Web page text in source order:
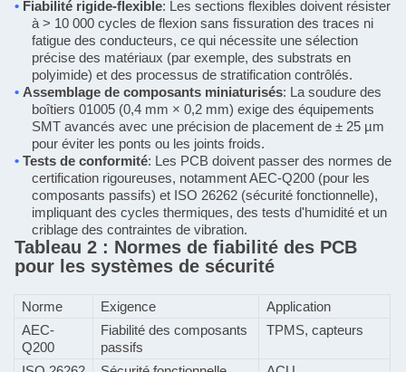
• Fiabilité rigide-flexible: Les sections flexibles doivent résister
à > 10 000 cycles de flexion sans fissuration des traces ni
fatigue des conducteurs, ce qui nécessite une sélection
précise des matériaux (par exemple, des substrats en
polyimide) et des processus de stratification contrôlés.
• Assemblage de composants miniaturisés: La soudure des
boîtiers 01005 (0,4 mm × 0,2 mm) exige des équipements
SMT avancés avec une précision de placement de ± 25 µm
pour éviter les ponts ou les joints froids.
• Tests de conformité: Les PCB doivent passer des normes de
certification rigoureuses, notamment AEC-Q200 (pour les
composants passifs) et ISO 26262 (sécurité fonctionnelle),
impliquant des cycles thermiques, des tests d'humidité et un
criblage des contraintes de vibration.
Tableau 2 : Normes de fiabilité des PCB
pour les systèmes de sécurité
Norme Exigence
Application
AEC-
Q200
Fiabilité des composants
passifs
TPMS, capteurs